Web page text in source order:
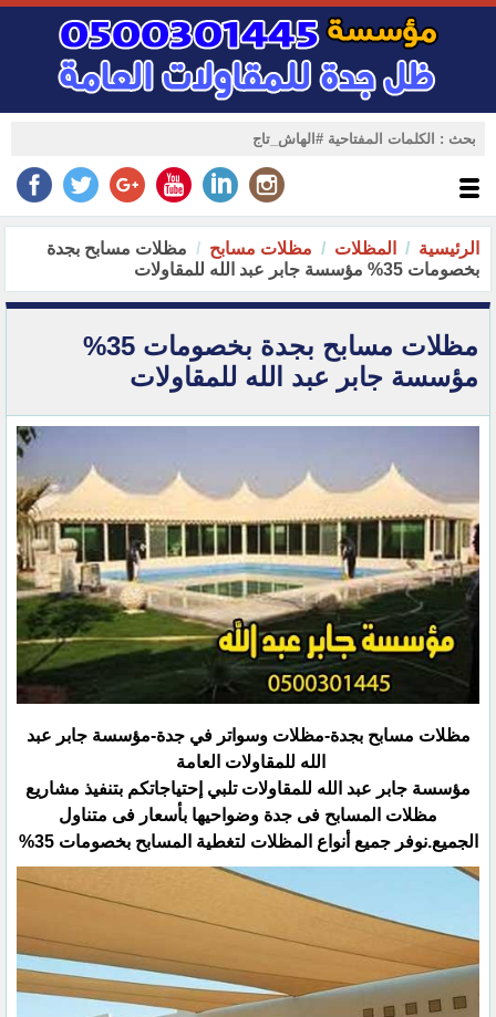
الرئيسية المظلات مظلات مسابح
مظلات مسابح بجدة
بخصومات 35% مؤسسة جابر عبد الله للمقاولات
مظلات مسابح بجدة بخصومات 35%
مؤسسة جابر عبد الله للمقاولات
مظلات مسابح بجدة-مظلات وسواتر في جدة-مؤسسة جابر عبد
الله للمقاولات العامة
مؤسسة جابر عبد الله للمقاولات تلبي إحتياجاتكم بتنفيذ مشاريع
مظلات المسابح فى جدة وضواحيها بأسعار فى متناول
‏الجميع.نوفر جميع أنواع المظلات لتغطية المسابح بخصومات 35%‏